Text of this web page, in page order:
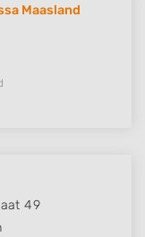
Maasland
49